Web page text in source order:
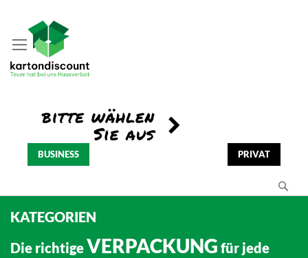
BUSINESS PRIVAT
KATEGORIEN
Die richtigeVERPACKUNG für jede